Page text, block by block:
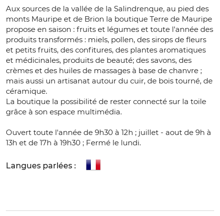
Aux sources de la vallée de la Salindrenque, au pied des
monts Mauripe et de Brion la boutique Terre de Mauripe
propose en saison : fruits et légumes et toute l'année des
produits transformés : miels, pollen, des sirops de fleurs
et petits fruits, des confitures, des plantes aromatiques
et médicinales, produits de beauté; des savons, des
crèmes et des huiles de massages à base de chanvre ;
mais aussi un artisanat autour du cuir, de bois tourné, de
céramique.
La boutique la possibilité de rester connecté sur la toile
grâce à son espace multimédia.
Ouvert toute l'année de 9h30 à 12h ; juillet - aout de 9h à
13h et de 17h à 19h30 ; Fermé le lundi.
Langues parlées :